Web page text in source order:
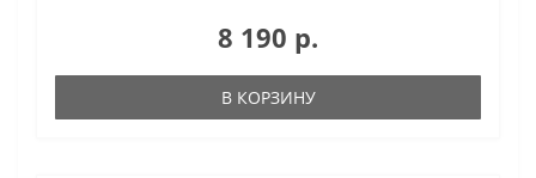
8 190 р.
В КОРЗИНУ